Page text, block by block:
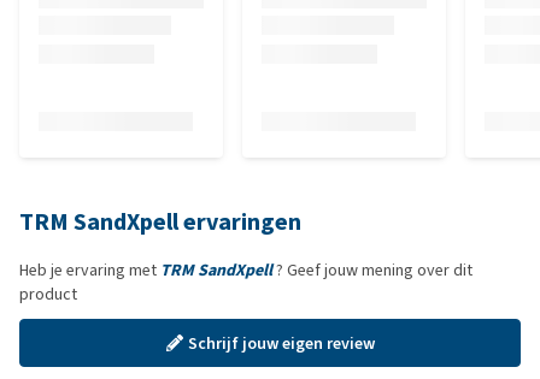
TRM SandXpell ervaringen
Heb je ervaring met TRM SandXpell? Geef jouw mening over dit
product
Schrijf jouw eigen review